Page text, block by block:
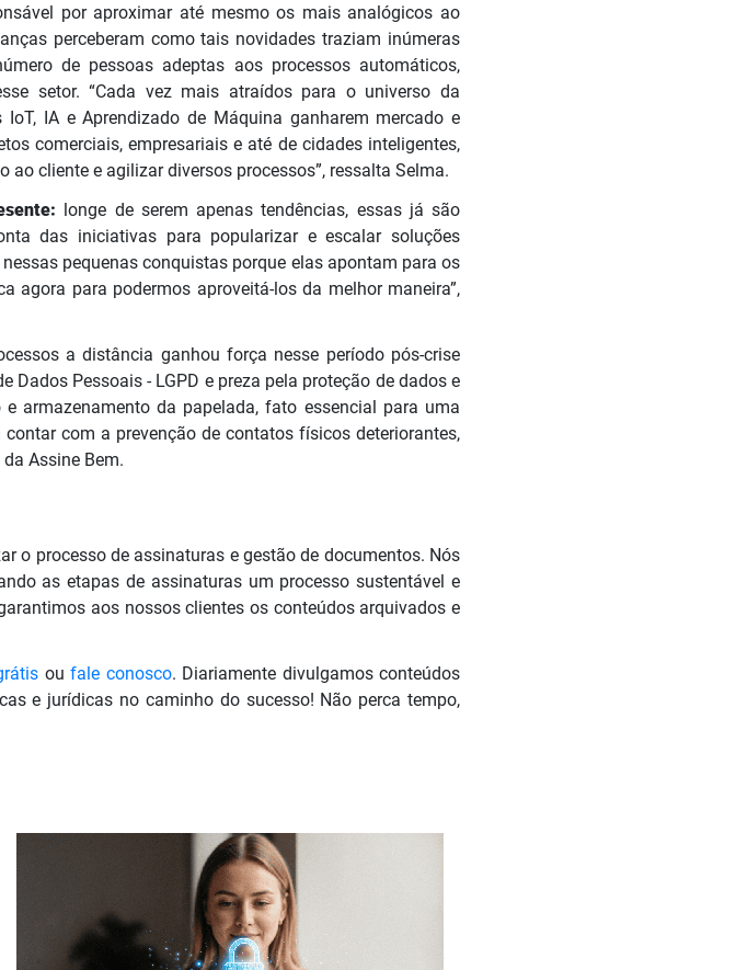
por aproximar até mesmo os mais analógicos ao
perceberam como tais novidades traziam inúmeras
de pessoas adeptas aos processos automáticos,
setor. “Cada vez mais atraídos para o universo da
IA e Aprendizado de Máquina ganharem mercado e
comerciais, empresariais e até de cidades inteligentes,
cliente e agilizar diversos processos”, ressalta Selma.
longe de serem apenas tendências, essas já são
das iniciativas para popularizar e escalar soluções
pequenas conquistas porque elas apontam para os
agora para podermos aproveitá-los da melhor maneira”,
a distância ganhou força nesse período pós-crise
Dados Pessoais - LGPD e preza pela proteção de dados e
armazenamento da papelada, fato essencial para uma
com a prevenção de contatos físicos deteriorantes,
Assine Bem.
o processo de assinaturas e gestão de documentos. Nós
as etapas de assinaturas um processo sustentável e
aos nossos clientes os conteúdos arquivados e
ou fale conosco. Diariamente divulgamos conteúdos
e jurídicas no caminho do sucesso! Não perca tempo,